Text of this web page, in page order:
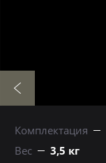
Комплектация
Вес
3,5 кг